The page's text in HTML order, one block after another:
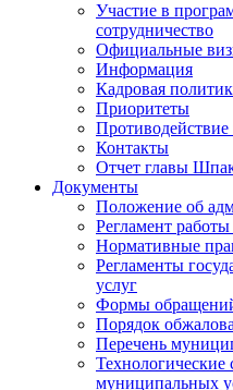
Участие в
сотрудничество
Официальные
Информация
Кадровая
Приоритеты
Контакты
Отчет главы
Документы
Положение об
Регламент
Нормативные
Регламенты
услуг
Формы
Порядок
Перечень
Технологические
муниципальных